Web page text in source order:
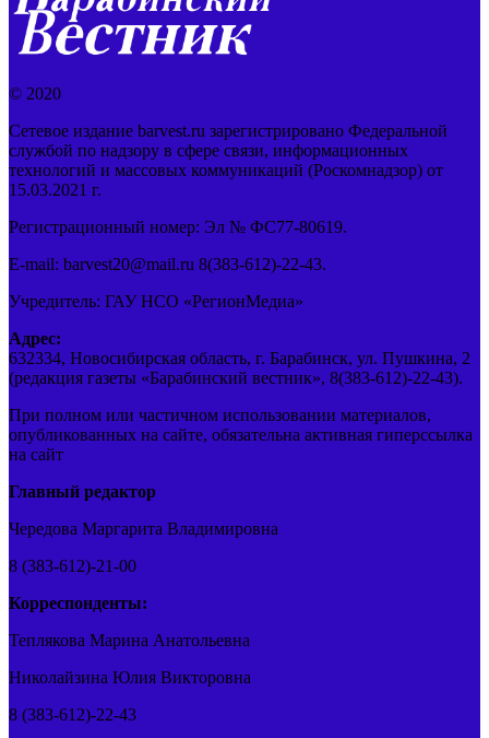
© 2020
Сетевое издание barvest.ru зарегистрировано Федеральной
службой по надзору в сфере связи, информационных
технологий и массовых коммуникаций (Роскомнадзор) от
15.03.2021 г.
Регистрационный номер: Эл № ФС77-80619.
E-mail: barvest20@mail.ru 8(383-612)-22-43.
Учредитель: ГАУ НСО «РегионМедиа»
Адрес:
632334, Новосибирская область, г. Барабинск, ул. Пушкина, 2
(редакция газеты «Барабинский вестник», 8(383-612)-22-43).
При полном или частичном использовании материалов,
опубликованных на сайте, обязательна активная гиперссылка
на сайт
Главный редактор
Чередова Маргарита Владимировна
8 (383-612)-21-00
Корреспонденты:
Теплякова Марина Анатольевна
Николайзина Юлия Викторовна
8 (383-612)-22-43